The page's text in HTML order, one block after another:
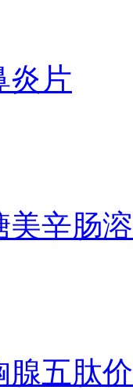
炎片
美辛肠
腺五肽